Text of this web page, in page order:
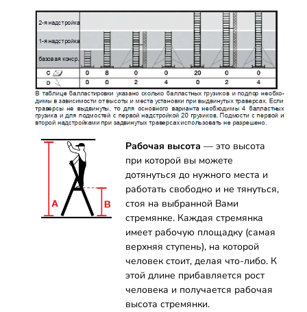
Рабочая высота — это высота
при которой вы можете
дотянуться до нужного места и
работать свободно и не тянуться,
стоя на выбранной Вами
стремянке. Каждая стремянка
имеет рабочую площадку (самая
верхняя ступень), на которой
человек стоит, делая что-либо. К
этой длине прибавляется рост
человека и получается рабочая
высота стремянки.